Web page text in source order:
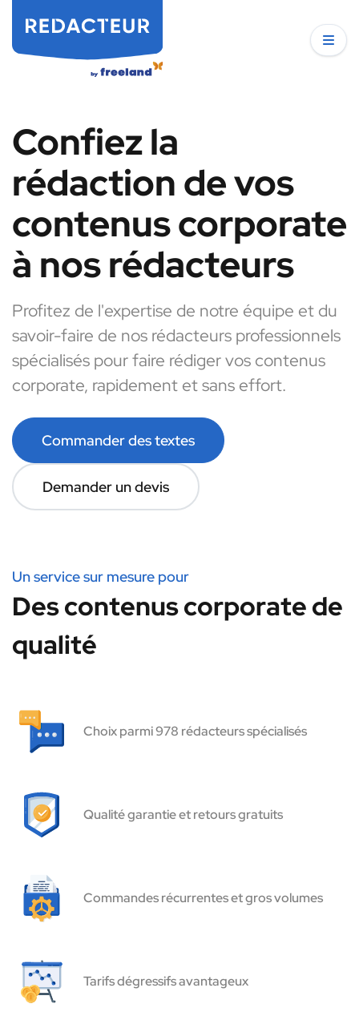
Confiez la
rédaction de vos
contenus corporate
à nos rédacteurs
Profitez de l'expertise de notre équipe et du
savoir-faire de nos rédacteurs professionnels
spécialisés pour faire rédiger vos contenus
corporate, rapidement et sans effort.
Commander des textes
Demander un devis
Un service sur mesure pour
Des contenus corporate de
qualité
Choix parmi 978 rédacteurs spécialisés
Qualité garantie et retours gratuits
Commandes récurrentes et gros volumes
Tarifs dégressifs avantageux